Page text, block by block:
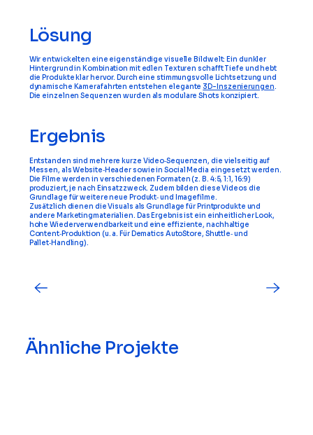
Ähnliche Projekte
Lösung
Wir entwickelten eine eigenständige visuelle Bildwelt: Ein dunkler
Hintergrund in Kombination mit edlen Texturen schafft Tiefe und hebt
die Produkte klar hervor. Durch eine stimmungsvolle Lichtsetzung und
dynamische Kamerafahrten entstehen elegante 3D-Inszenierungen.
Die einzelnen Sequenzen wurden als modulare Shots konzipiert.
Ergebnis
Entstanden sind mehrere kurze Video‑Sequenzen, die vielseitig auf
Messen, als Website‑Header sowie in Social Media eingesetzt werden.
Die Filme werden in verschiedenen Formaten (z. B. 4:5, 1:1, 16:9)
produziert, je nach Einsatzzweck. Zudem bilden diese Videos die
Grundlage für weitere neue Produkt‑ und Imagefilme.
Zusätzlich dienen die Visuals als Grundlage für Printprodukte und
andere Marketingmaterialien. Das Ergebnis ist ein einheitlicher Look,
hohe Wiederverwendbarkeit und eine effiziente, nachhaltige
Content‑Produktion (u. a. Für Dematics AutoStore, Shuttle‑ und
Pallet‑Handling).